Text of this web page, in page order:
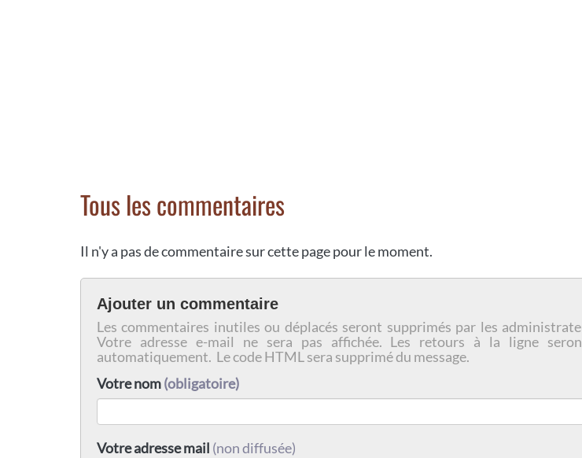
Tous les commentaires
Il n'y a pas de commentaire sur cette page pour le moment.
Ajouter un commentaire
Les commentaires inutiles ou déplacés seront supprimés par les
Votre adresse e-mail ne sera pas affichée. Les retours à la ligne
automatiquement. Le code HTML sera supprimé du message.
Votre nom(obligatoire)
Votre adresse mail (non diffusée)